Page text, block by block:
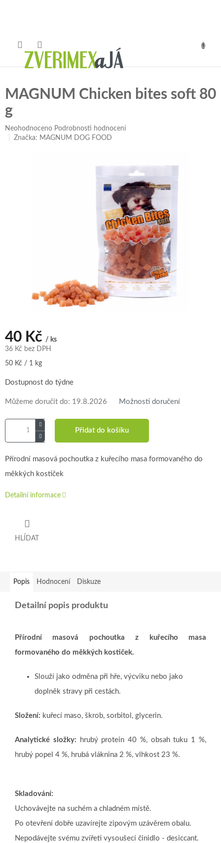
MAGNUM Chicken bites soft 80
g
Průměrné
hodnocení
Neohodnoceno Podrobnosti hodnocení
Značka: MAGNUM DOG FOOD
40 Kč / ks
36 Kč bez DPH
Měrná
50 Kč / 1 kg
Dostupnost do týdne
Můžeme doručit do: 19.8.2026 Možnosti doručení
Přidat do košíku
Přírodní masová pochoutka z kuřecího masa formovaného do
měkkých kostiček
Detailní informace
HLÍDAT
Popis Hodnocení Diskuze
Detailní popis produktu
Přírodní masová pochoutka z kuřecího masa
formovaného do měkkých kostiček.
Slouží jako odměna při hře, výcviku nebo jako
doplněk stravy při cestách.
Složení: kuřecí maso, škrob, sorbitol, glycerin.
Analytické složky: hrubý protein 40 %, obsah tuku 1 %,
hrubý popel 4 %, hrubá vláknina 2 %, vlhkost 23 %.
Skladování:
Uchovávejte na suchém a chladném místě.
Po otevření dobře uzavírejte zipovým uzávěrem obalu.
Nepodávejte svému zvířeti vysoušecí činidlo - desiccant.